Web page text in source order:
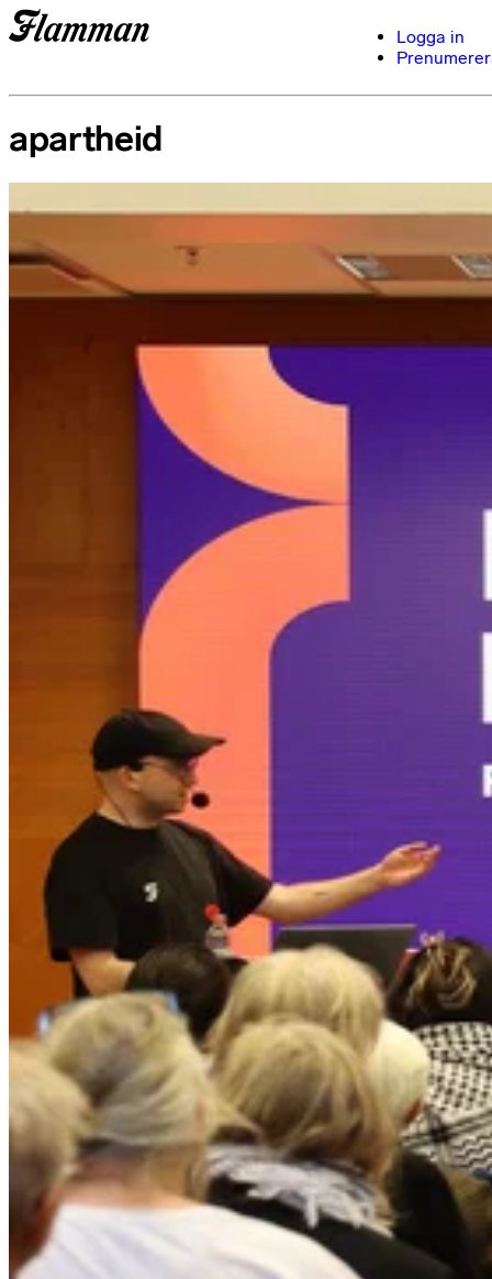
Logga in
apartheid